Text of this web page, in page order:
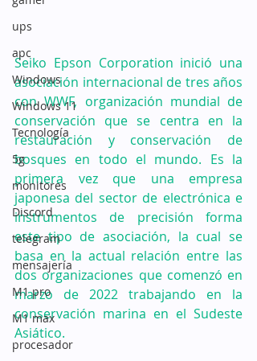
ups
apc
Windows
Windows 11
Tecnología
5g
monitores
Discord
telegram
mensajería
M1 pro
M1 max
procesador
Seiko Epson Corporation inició una
asociación internacional de tres años
con WWF, organización mundial de
conservación que se centra en la
restauración y conservación de
bosques en todo el mundo. Es la
primera vez que una empresa
japonesa del sector de electrónica e
instrumentos de precisión forma
este tipo de asociación, la cual se
basa en la actual relación entre las
dos organizaciones que comenzó en
marzo de 2022 trabajando en la
conservación marina en el Sudeste
Asiático.